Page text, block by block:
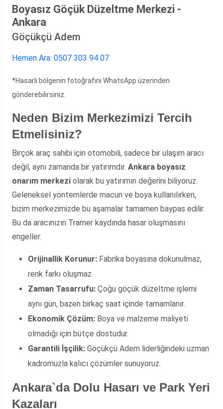
Boyasız Göçük Düzeltme Merkezi -
Ankara
Göçükçü Adem
Hemen Ara: 0507 303 94 07
*Hasarlı bölgenin fotoğrafını WhatsApp üzerinden
gönderebilirsiniz.
Neden Bizim Merkezimizi Tercih
Etmelisiniz?
Birçok araç sahibi için otomobili, sadece bir ulaşım aracı
değil, aynı zamanda bir yatırımdır. Ankara boyasız
onarım merkezi olarak bu yatırımın değerini biliyoruz.
Geleneksel yöntemlerde macun ve boya kullanılırken,
bizim merkezimizde bu aşamalar tamamen baypas edilir.
Bu da aracınızın Tramer kaydında hasar oluşmasını
engeller.
Orijinallik Korunur: Fabrika boyasına dokunulmaz,
renk farkı oluşmaz.
Zaman Tasarrufu: Çoğu göçük düzeltme işlemi
aynı gün, bazen birkaç saat içinde tamamlanır.
Ekonomik Çözüm: Boya ve malzeme maliyeti
olmadığı için bütçe dostudur.
Garantili İşçilik: Göçükçü Adem liderliğindeki uzman
kadromuzla kalıcı çözümler sunuyoruz.
Ankara`da Dolu Hasarı ve Park Yeri
Kazaları